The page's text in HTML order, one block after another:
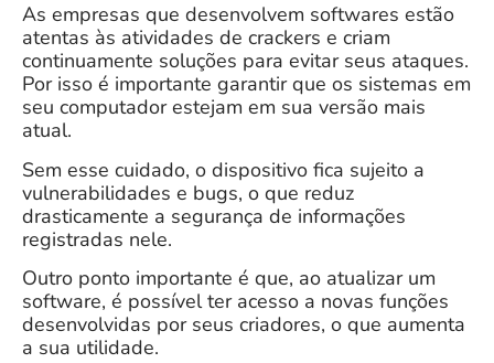
As empresas que desenvolvem softwares estão
atentas às atividades de crackers e criam
continuamente soluções para evitar seus ataques.
Por isso é importante garantir que os sistemas em
seu computador estejam em sua versão mais
atual.
Sem esse cuidado, o dispositivo fica sujeito a
vulnerabilidades e bugs, o que reduz
drasticamente a segurança de informações
registradas nele.
Outro ponto importante é que, ao atualizar um
software, é possível ter acesso a novas funções
desenvolvidas por seus criadores, o que aumenta
a sua utilidade.